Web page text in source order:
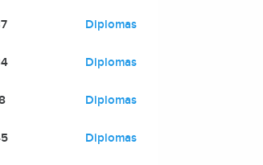
Diplomas
Diplomas
Diplomas
Diplomas